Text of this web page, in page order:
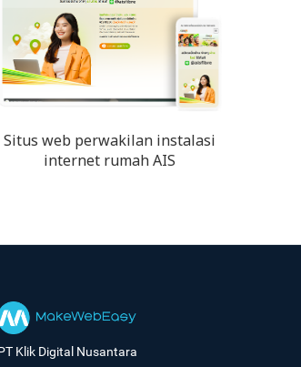
Situs web perwakilan instalasi
internet rumah AIS
Klik Digital Nusantara